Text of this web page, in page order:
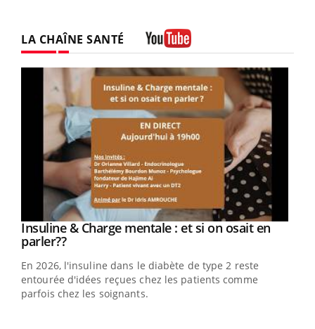
LA CHAÎNE SANTÉ
Youtube
Insuline & Charge mentale : et si on osait en
parler??Youtube
En 2026, l'insuline dans le diabète de type 2 reste
entourée d'idées reçues chez les patients comme
parfois chez les soignants.